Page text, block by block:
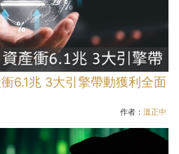
6.1兆 3大引擎帶動獲利全面
作者： 溫正中